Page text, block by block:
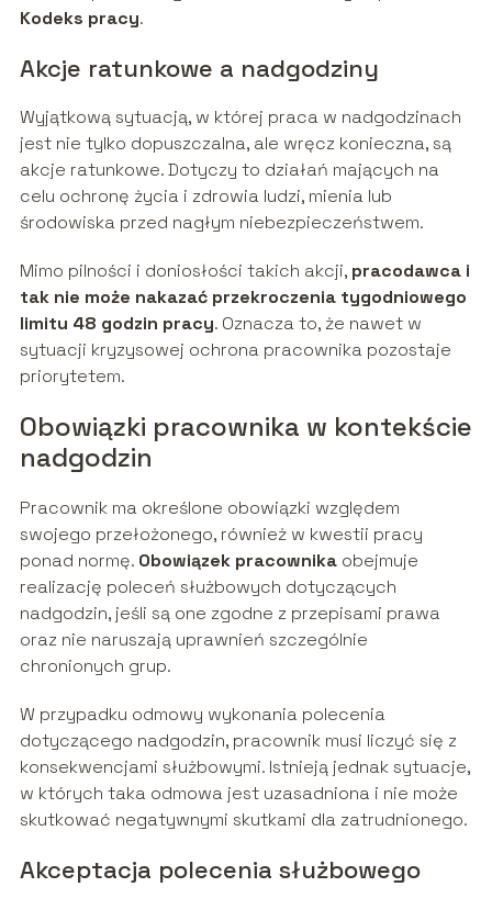
Kodeks pracy.
Akcje ratunkowe a nadgodziny
Wyjątkową sytuacją, w której praca w nadgodzinach
jest nie tylko dopuszczalna, ale wręcz konieczna, są
akcje ratunkowe. Dotyczy to działań mających na
celu ochronę życia i zdrowia ludzi, mienia lub
środowiska przed nagłym niebezpieczeństwem.
Mimo pilności i doniosłości takich akcji, pracodawca i
tak nie może nakazać przekroczenia tygodniowego
limitu 48 godzin pracy. Oznacza to, że nawet w
sytuacji kryzysowej ochrona pracownika pozostaje
priorytetem.
Obowiązki pracownika w kontekście
nadgodzin
Pracownik ma określone obowiązki względem
swojego przełożonego, również w kwestii pracy
ponad normę. Obowiązek pracownikaobejmuje
realizację poleceń służbowych dotyczących
nadgodzin, jeśli są one zgodne z przepisami prawa
oraz nie naruszają uprawnień szczególnie
chronionych grup.
W przypadku odmowy wykonania polecenia
dotyczącego nadgodzin, pracownik musi liczyć się z
konsekwencjami służbowymi. Istnieją jednak sytuacje,
w których taka odmowa jest uzasadniona i nie może
skutkować negatywnymi skutkami dla zatrudnionego.
Akceptacja polecenia służbowego